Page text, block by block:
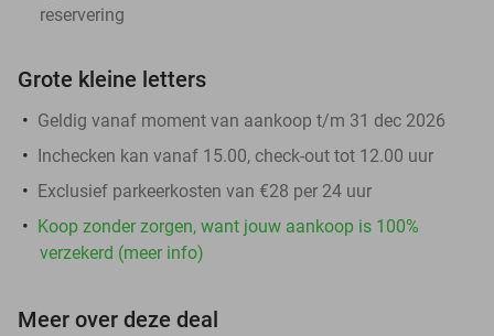
reservering
Grote kleine letters
Geldig vanaf moment van aankoop t/m 31 dec 2026
Inchecken kan vanaf 15.00, check-out tot 12.00 uur
Exclusief parkeerkosten van €28 per 24 uur
Koop zonder zorgen, want jouw aankoop is 100%
verzekerd (meer info)
Meer over deze deal